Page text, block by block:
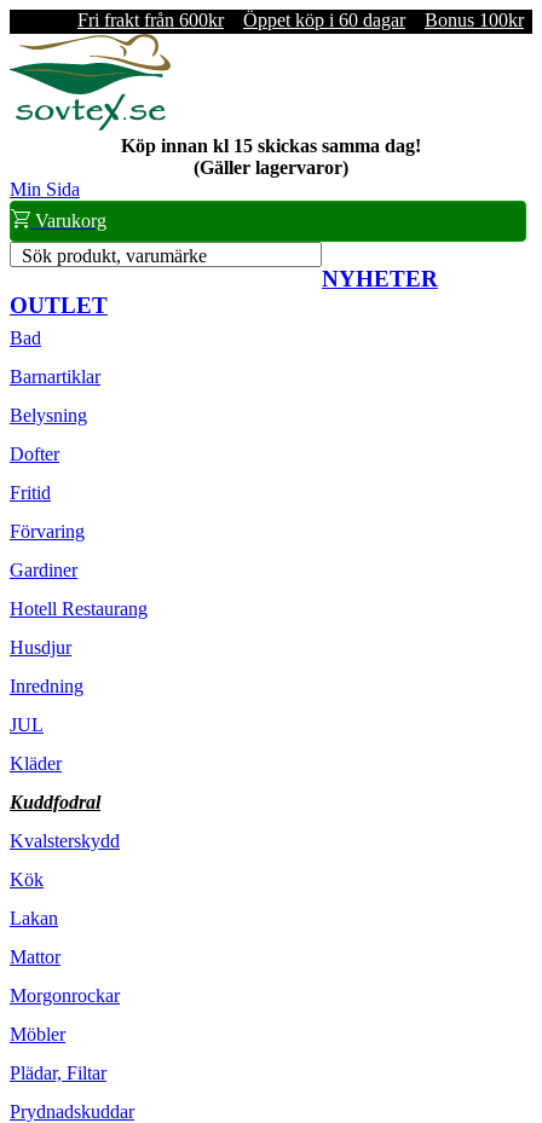
Fri frakt från 600kr Öppet köp i 60 dagar Bonus 100kr
Köp innan kl 15 skickas samma dag!
(Gäller lagervaror)
Min Sida
Varukorg
Sök produkt, varumärke
NYHETER
OUTLET
Bad
Barnartiklar
Belysning
Dofter
Fritid
Förvaring
Gardiner
Hotell Restaurang
Husdjur
Inredning
JUL
Kläder
Kuddfodral
Kvalsterskydd
Kök
Lakan
Mattor
Morgonrockar
Möbler
Plädar, Filtar
Prydnadskuddar